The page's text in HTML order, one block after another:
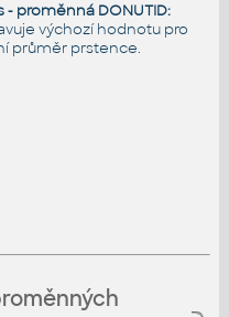
- proměnná DONUTID:
výchozí hodnotu pro
průměr prstence.